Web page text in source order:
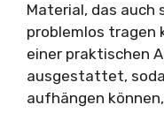
Material, das auch
problemlos tragen
einer praktischen
ausgestattet,
aufhängen